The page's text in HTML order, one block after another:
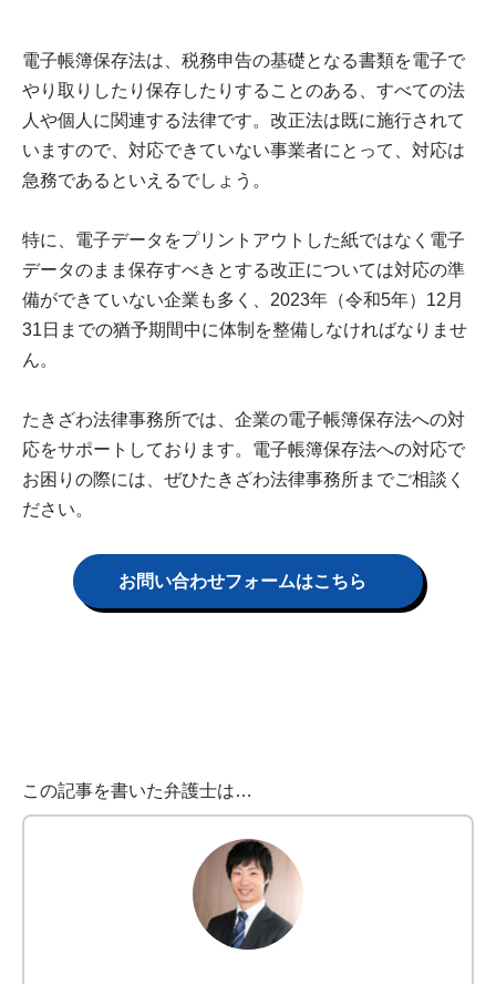
電子帳簿保存法は、税務申告の基礎となる書類を電子で
やり取りしたり保存したりすることのある、すべての法
人や個人に関連する法律です。改正法は既に施行されて
いますので、対応できていない事業者にとって、対応は
急務であるといえるでしょう。
特に、電子データをプリントアウトした紙ではなく電子
データのまま保存すべきとする改正については対応の準
備ができていない企業も多く、2023年（令和5年）12月
31日までの猶予期間中に体制を整備しなければなりませ
ん。
たきざわ法律事務所では、企業の電子帳簿保存法への対
応をサポートしております。電子帳簿保存法への対応で
お困りの際には、ぜひたきざわ法律事務所までご相談く
ださい。
お問い合わせフォームはこちら
この記事を書いた弁護士は…